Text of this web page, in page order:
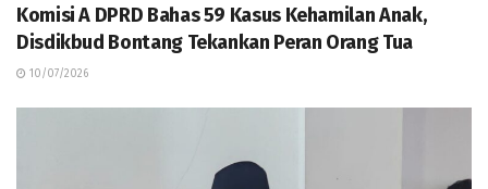
Komisi A DPRD Bahas 59 Kasus Kehamilan Anak,
Disdikbud Bontang Tekankan Peran Orang Tua
10/07/2026